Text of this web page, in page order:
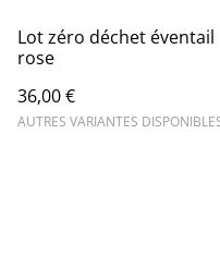
Lot zéro déchet éventail
rose
36,00 €
AUTRES VARIANTES